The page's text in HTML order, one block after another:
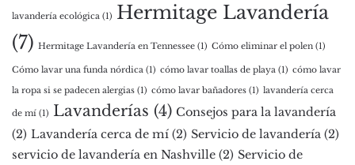
lavandería ecológica (1) Hermitage Lavandería
(7) Hermitage Lavandería en Tennessee (1) Cómo eliminar el polen (1)
Cómo lavar una funda nórdica (1) cómo lavar toallas de playa (1) cómo lavar
la ropa si se padecen alergias (1) cómo lavar bañadores (1) lavandería cerca
de mí (1) Lavanderías (4) Consejos para la lavandería
(2) Lavandería cerca de mí (2) Servicio de lavandería (2)
servicio de lavandería en Nashville (2) Servicio de